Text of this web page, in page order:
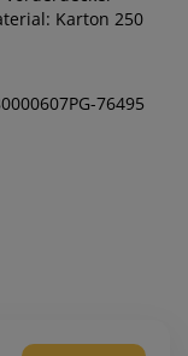
Karton 250
76495